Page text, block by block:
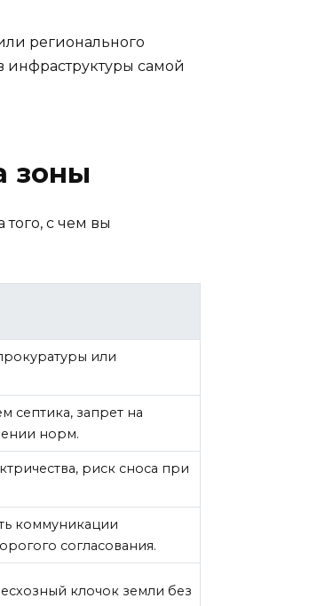
регионального
инфраструктуры самой
зоны
с чем вы
или
септика, запрет на
норм.
риск сноса при
коммуникации
согласования.
клочок земли без